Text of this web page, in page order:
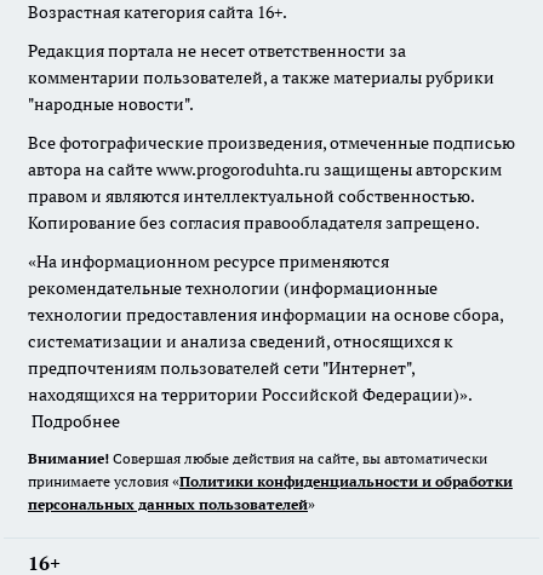
Возрастная категория сайта 16+.
Редакция портала не несет ответственности за
комментарии пользователей, а также материалы рубрики
"народные новости".
Все фотографические произведения, отмеченные подписью
автора на сайте www.progoroduhta.ru защищены авторским
правом и являются интеллектуальной собственностью.
Копирование без согласия правообладателя запрещено.
«На информационном ресурсе применяются
рекомендательные технологии (информационные
технологии предоставления информации на основе сбора,
систематизации и анализа сведений, относящихся к
предпочтениям пользователей сети "Интернет",
находящихся на территории Российской Федерации)».
Подробнее
Внимание! Совершая любые действия на сайте, вы автоматически
принимаете условия «Политики конфиденциальности и обработки
персональных данных пользователей»
16+